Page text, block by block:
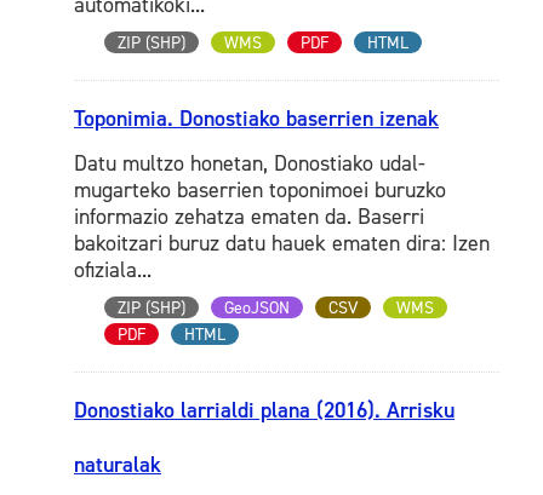
ZIP (SHP) WMS PDF HTML
Toponimia. Donostiako baserrien izenak
Datu multzo honetan, Donostiako udal-
mugarteko baserrien toponimoei buruzko
informazio zehatza ematen da. Baserri
bakoitzari buruz datu hauek ematen dira: Izen
ofiziala...
ZIP (SHP) GeoJSON CSV
WMS
PDF
HTML
Donostiako larrialdi plana (2016). Arrisku
naturalak